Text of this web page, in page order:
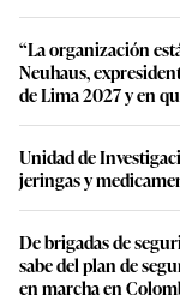
“La organización
Neuhaus,
de Lima 2027 y en
Unidad de
jeringas y
De brigadas de
sabe del plan de
en marcha en